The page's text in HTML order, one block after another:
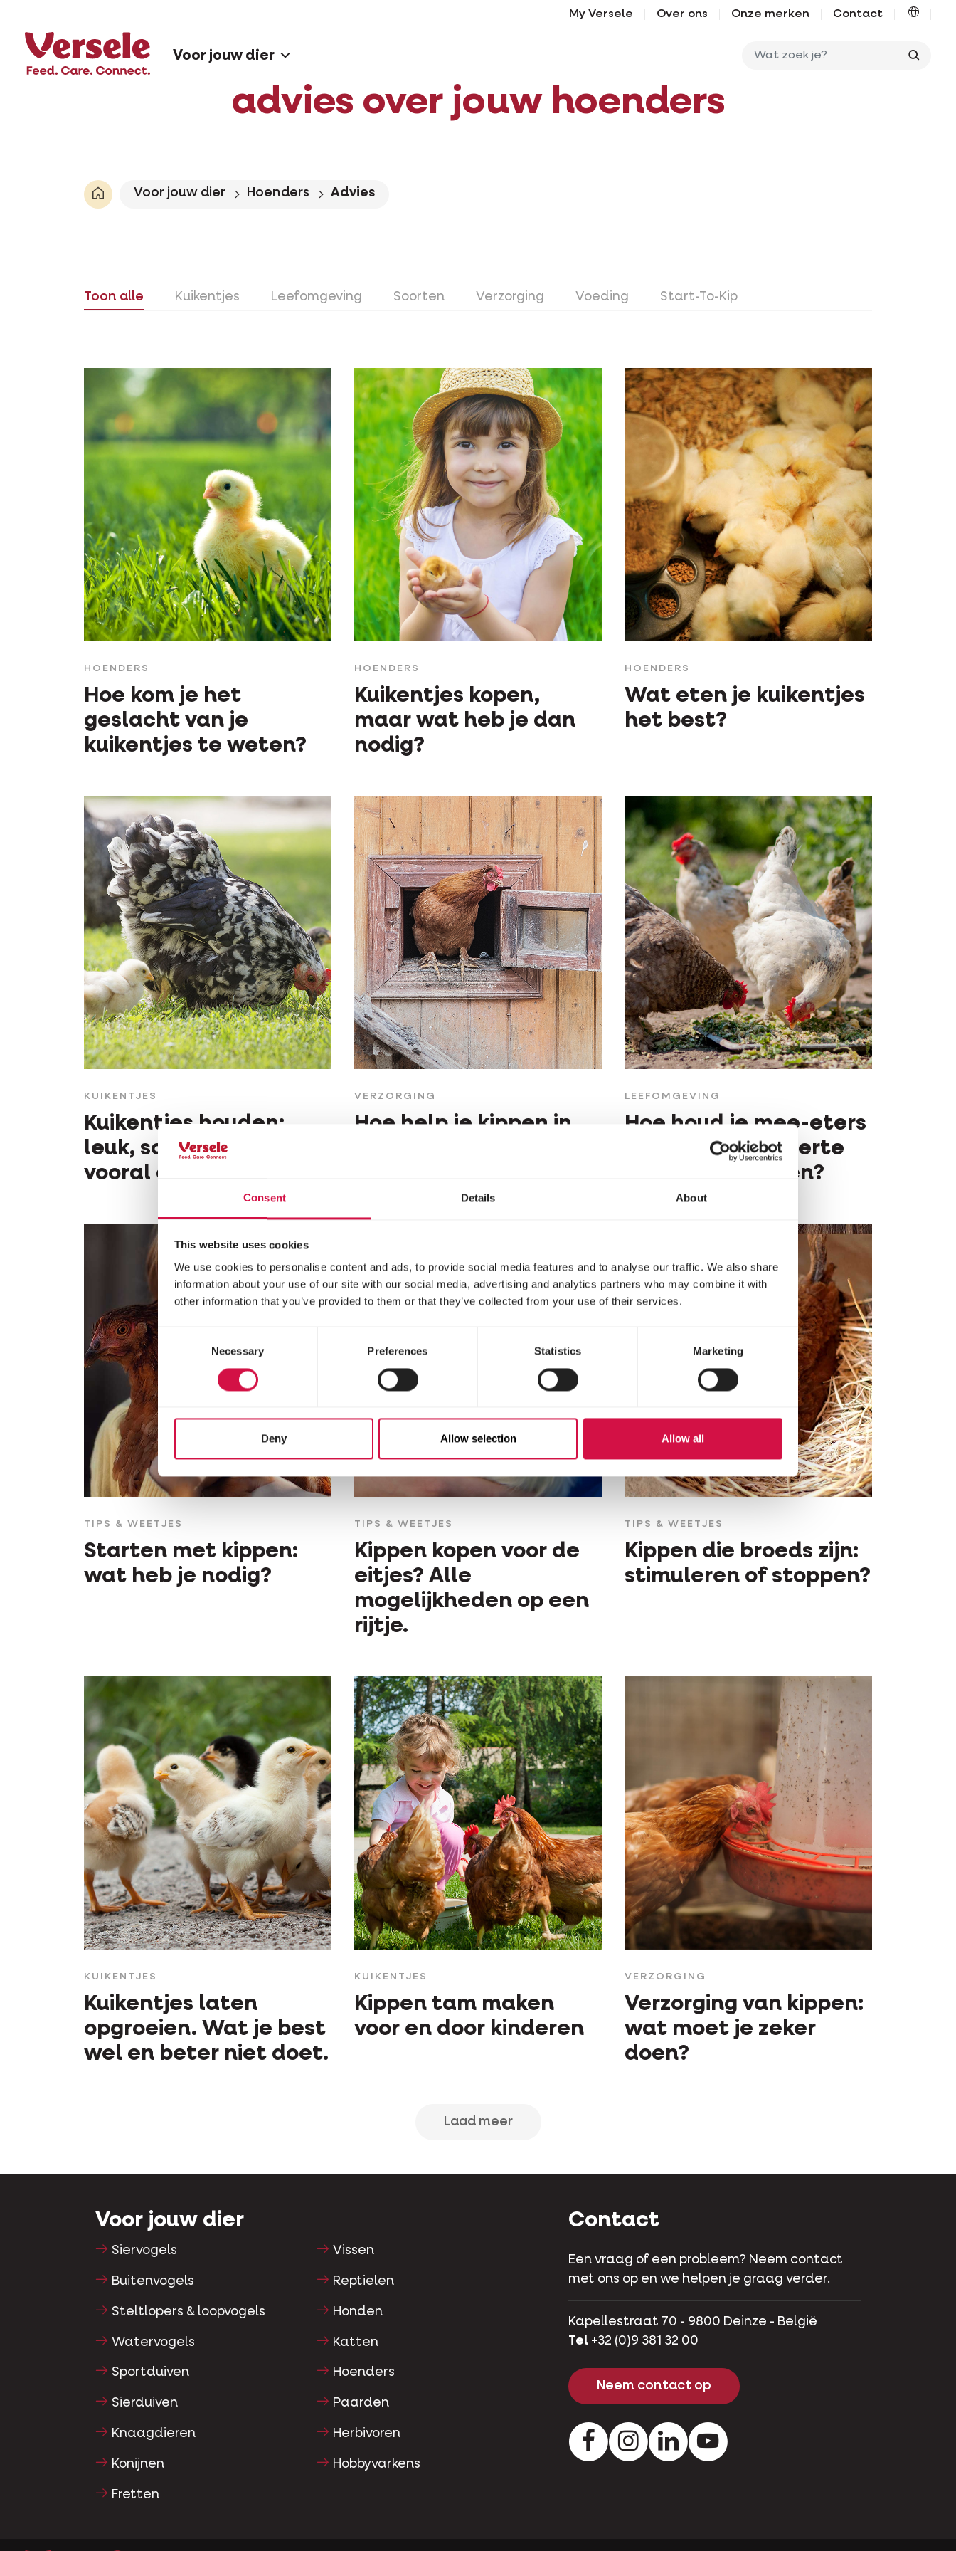
Consent Details About
This website uses cookies
We use cookies to personalise content and ads, to provide social media features and to analyse our traffic. We also share
information about your use of our site with our social media, advertising and analytics partners who may combine it with
other information that you’ve provided to them or that they’ve collected from your use of their services.
Consent
Necessary Preferences Statistics Marketing
Deny Allow selection Allow all
My Versele Over ons Onze merken Contact
Voor jouw dier
advies over jouw hoenders
Voor jouw dier Hoenders Advies
Toon alle Kuikentjes Leefomgeving Soorten Verzorging Voeding Start-To-Kip
HOENDERS
Hoe kom je het
geslacht van je
kuikentjes te weten?
HOENDERS
Kuikentjes kopen,
maar wat heb je dan
nodig?
HOENDERS
Wat eten je kuikentjes
het best?
KUIKENTJES
Kuikentjes houden:
leuk, schattig en
vooral ook nuttig
VERZORGING
Hoe help je kippen in
LEEFOMGEVING
Hoe houd je mee-eters
en ander ongedierte
weg van je kippen?
TIPS & WEETJES
Starten met kippen:
wat heb je nodig?
TIPS & WEETJES
Kippen kopen voor de
eitjes? Alle
mogelijkheden op een
rijtje.
TIPS & WEETJES
Kippen die broeds zijn:
stimuleren of stoppen?
KUIKENTJES
Kuikentjes laten
opgroeien. Wat je best
wel en beter niet doet.
KUIKENTJES
Kippen tam maken
voor en door kinderen
VERZORGING
Verzorging van kippen:
wat moet je zeker
doen?
Laad meer
Voor jouw dier
Siervogels
Buitenvogels
Steltlopers & loopvogels
Watervogels
Sportduiven
Sierduiven
Knaagdieren
Konijnen
Fretten
Vissen
Reptielen
Honden
Katten
Hoenders
Paarden
Herbivoren
Hobbyvarkens
Contact
Een vraag of een probleem? Neem contact
met ons op en we helpen je graag verder.
Kapellestraat 70 - 9800 Deinze - België
Tel +32 (0)9 381 32 00
Neem contact op
FacebookInstagramLinkedInYoutube